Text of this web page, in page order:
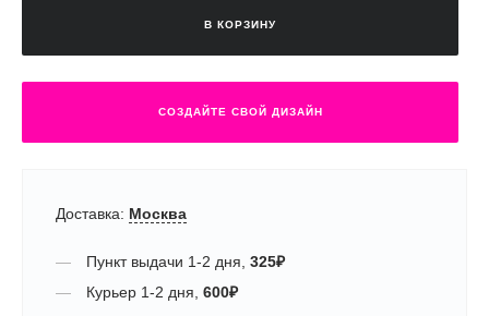
В КОРЗИНУ
СОЗДАЙТЕ СВОЙ ДИЗАЙН
Доставка: Москва
Пункт выдачи 1-2 дня 325₽
Курьер 1-2 дня 600₽